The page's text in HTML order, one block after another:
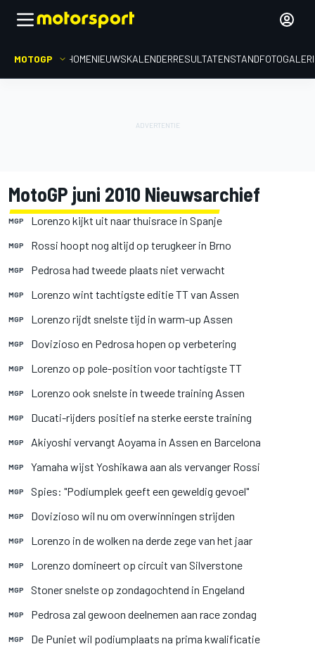
MOTOGP HOMENIEUWSKALENDERRESULTATENSTAND
MotoGP juni 2010 Nieuwsarchief
MGP Lorenzo kijkt uit naar thuisrace in Spanje
MGP Rossi hoopt nog altijd op terugkeer in Brno
MGP Pedrosa had tweede plaats niet verwacht
MGP Lorenzo wint tachtigste editie TT van Assen
MGP Lorenzo rijdt snelste tijd in warm-up Assen
MGP Dovizioso en Pedrosa hopen op verbetering
MGP Lorenzo op pole-position voor tachtigste TT
MGP Lorenzo ook snelste in tweede training Assen
MGP Ducati-rijders positief na sterke eerste training
MGP Akiyoshi vervangt Aoyama in Assen en Barcelona
MGP Yamaha wijst Yoshikawa aan als vervanger Rossi
MGP Spies: "Podiumplek geeft een geweldig gevoel"
MGP Dovizioso wil nu om overwinningen strijden
MGP Lorenzo in de wolken na derde zege van het jaar
MGP Lorenzo domineert op circuit van Silverstone
MGP Stoner snelste op zondagochtend in Engeland
MGP Pedrosa zal gewoon deelnemen aan race zondag
MGP De Puniet wil podiumplaats na prima kwalificatie